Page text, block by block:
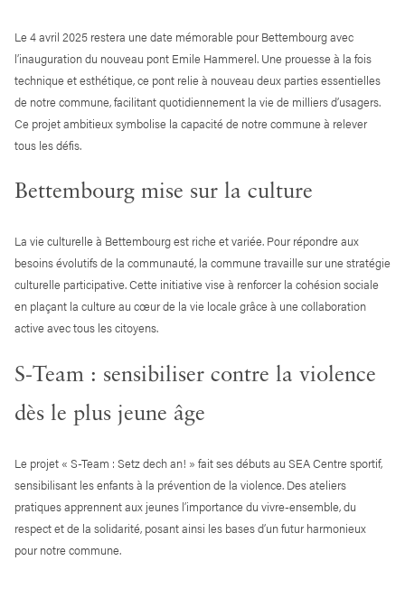
Le 4 avril 2025 restera une date mémorable pour Bettembourg avec
l’inauguration du nouveau pont Emile Hammerel. Une prouesse à la fois
technique et esthétique, ce pont relie à nouveau deux parties essentielles
de notre commune, facilitant quotidiennement la vie de milliers d’usagers.
Ce projet ambitieux symbolise la capacité de notre commune à relever
tous les défis.
Bettembourg mise sur la culture
La vie culturelle à Bettembourg est riche et variée. Pour répondre aux
besoins évolutifs de la communauté, la commune travaille sur une stratégie
culturelle participative. Cette initiative vise à renforcer la cohésion sociale
en plaçant la culture au cœur de la vie locale grâce à une collaboration
active avec tous les citoyens.
S-Team : sensibiliser contre la violence
dès le plus jeune âge
Le projet « S-Team : Setz dech an! » fait ses débuts au SEA Centre sportif,
sensibilisant les enfants à la prévention de la violence. Des ateliers
pratiques apprennent aux jeunes l’importance du vivre-ensemble, du
respect et de la solidarité, posant ainsi les bases d’un futur harmonieux
pour notre commune.